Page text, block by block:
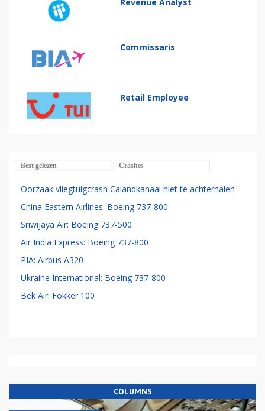
Commissaris
Retail Employee
Best gelezen Crashes
Oorzaak vliegtuigcrash Calandkanaal niet te achterhalen
China Eastern Airlines: Boeing 737-800
Sriwijaya Air: Boeing 737-500
Air India Express: Boeing 737-800
PIA: Airbus A320
Ukraine International: Boeing 737-800
Bek Air: Fokker 100
COLUMNS